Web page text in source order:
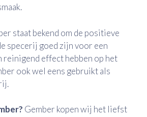
staat bekend om de positieve
specerij goed zijn voor een
reinigend effect hebben op het
ook wel eens gebruikt als
Gember kopen wij het liefst